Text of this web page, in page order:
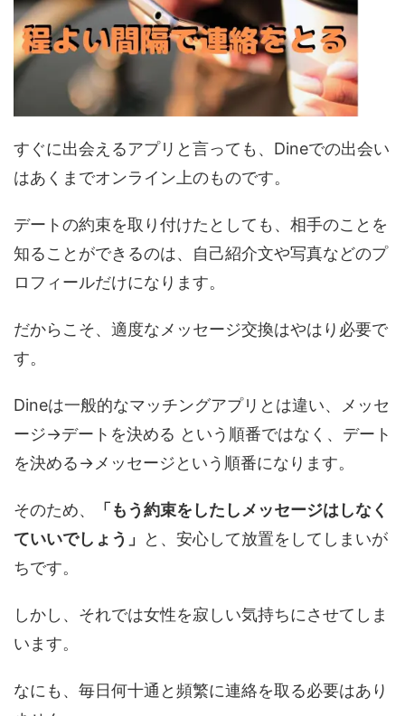
すぐに出会えるアプリと言っても、Dineでの出会い
はあくまでオンライン上のものです。
デートの約束を取り付けたとしても、相手のことを
知ることができるのは、自己紹介文や写真などのプ
ロフィールだけになります。
だからこそ、適度なメッセージ交換はやはり必要で
す。
Dineは一般的なマッチングアプリとは違い、メッセ
ージ→デートを決める という順番ではなく、デート
を決める→メッセージという順番になります。
そのため、
「もう約束をしたしメッセージはしなく
ていいでしょう」
と、安心して放置をしてしまいが
ちです。
しかし、それでは女性を寂しい気持ちにさせてしま
います。
なにも、毎日何十通と頻繁に連絡を取る必要はあり